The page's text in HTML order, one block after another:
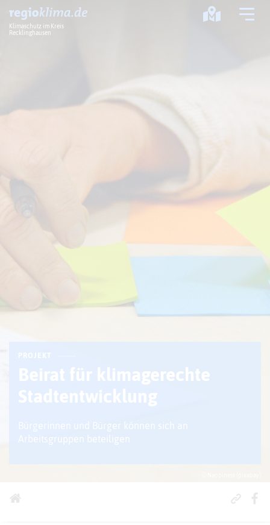
Klimaschutz im Kreis
Recklinghausen
Klimawandel
Klimaschutz
PROJEKT
Beirat für klimagerechte
Stadtentwicklung
Bürgerinnen und Bürger können sich an
Arbeitsgruppen beteiligen